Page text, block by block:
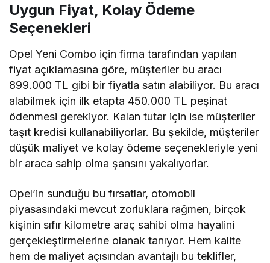
Uygun Fiyat, Kolay Ödeme
Seçenekleri
Opel Yeni Combo için firma tarafından yapılan
fiyat açıklamasına göre, müşteriler bu aracı
899.000 TL gibi bir fiyatla satın alabiliyor. Bu aracı
alabilmek için ilk etapta 450.000 TL peşinat
ödenmesi gerekiyor. Kalan tutar için ise müşteriler
taşıt kredisi kullanabiliyorlar. Bu şekilde, müşteriler
düşük maliyet ve kolay ödeme seçenekleriyle yeni
bir araca sahip olma şansını yakalıyorlar.
Opel’in sunduğu bu fırsatlar, otomobil
piyasasındaki mevcut zorluklara rağmen, birçok
kişinin sıfır kilometre araç sahibi olma hayalini
gerçekleştirmelerine olanak tanıyor. Hem kalite
hem de maliyet açısından avantajlı bu teklifler,